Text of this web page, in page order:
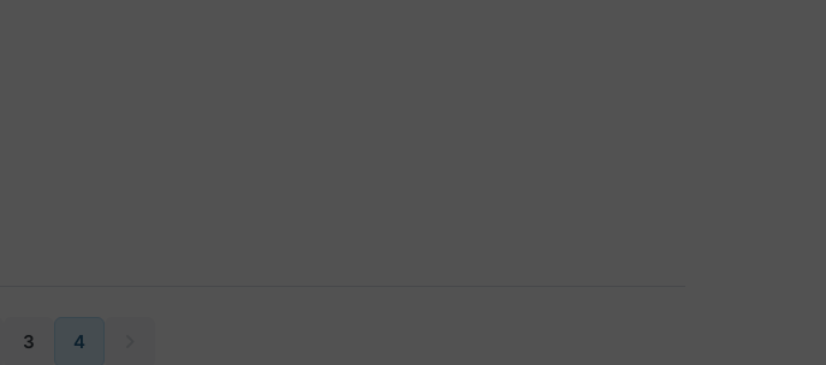
3 4